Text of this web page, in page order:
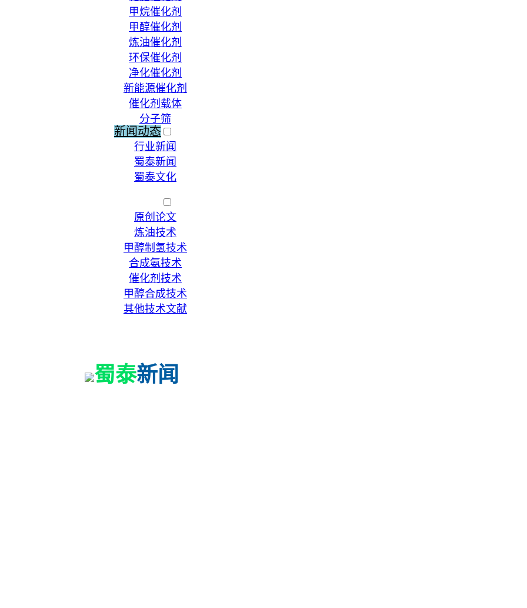
甲烷催化剂
甲醇催化剂
炼油催化剂
环保催化剂
净化催化剂
新能源催化剂
催化剂载体
分子筛
新闻动态
行业新闻
蜀泰新闻
蜀泰文化
原创论文
炼油技术
甲醇制氢技术
合成氨技术
催化剂技术
甲醇合成技术
其他技术文献
蜀泰新闻